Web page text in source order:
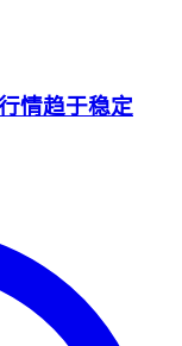
情趋于稳定